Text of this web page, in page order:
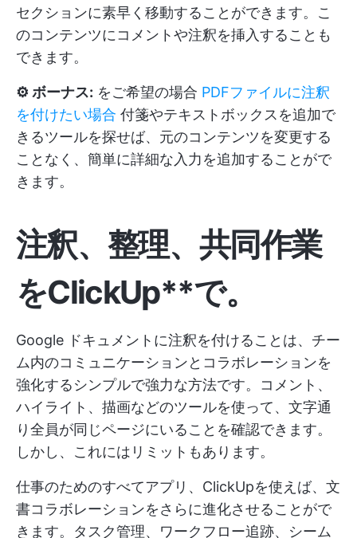
セクションに素早く移動することができます。こ
のコンテンツにコメントや注釈を挿入することも
できます。
⚙️ ボーナス: をご希望の場合 PDFファイルに注釈
を付けたい場合 付箋やテキストボックスを追加で
きるツールを探せば、元のコンテンツを変更する
ことなく、簡単に詳細な入力を追加することがで
きます。
注釈、整理、共同作業
をClickUp**で。
Google ドキュメントに注釈を付けることは、チー
ム内のコミュニケーションとコラボレーションを
強化するシンプルで強力な方法です。コメント、
ハイライト、描画などのツールを使って、文字通
り全員が同じページにいることを確認できます。
しかし、これにはリミットもあります。
仕事のためのすべてアプリ、ClickUpを使えば、文
書コラボレーションをさらに進化させることがで
きます。タスク管理、ワークフロー追跡、シーム